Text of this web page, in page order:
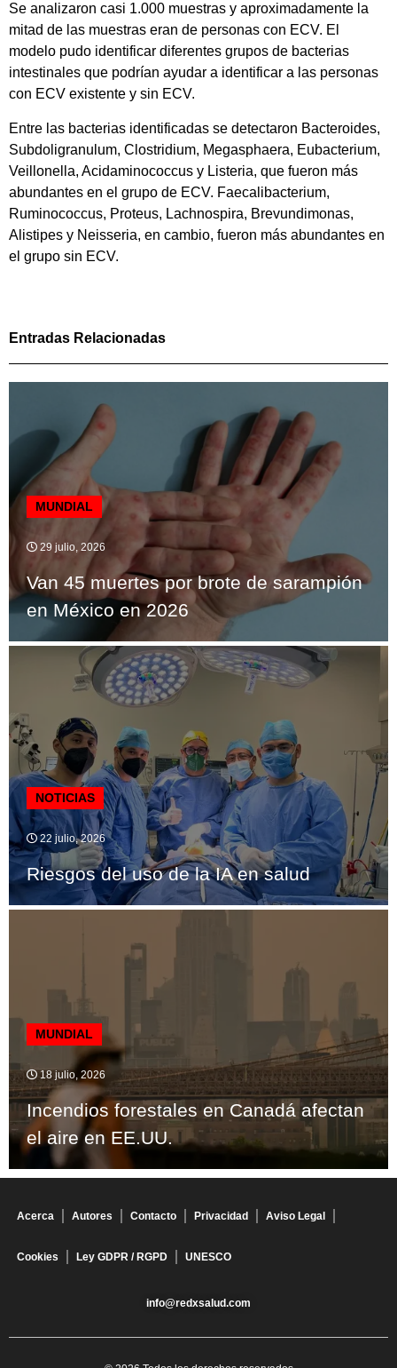
Se analizaron casi 1.000 muestras y aproximadamente la
mitad de las muestras eran de personas con ECV. El
modelo pudo identificar diferentes grupos de bacterias
intestinales que podrían ayudar a identificar a las personas
con ECV existente y sin ECV.
Entre las bacterias identificadas se detectaron Bacteroides,
Subdoligranulum, Clostridium, Megasphaera, Eubacterium,
Veillonella, Acidaminococcus y Listeria, que fueron más
abundantes en el grupo de ECV. Faecalibacterium,
Ruminococcus, Proteus, Lachnospira, Brevundimonas,
Alistipes y Neisseria, en cambio, fueron más abundantes en
el grupo sin ECV.
Entradas Relacionadas
MUNDIAL
29 julio, 2026
Van 45 muertes por brote de sarampión
en México en 2026
NOTICIAS
22 julio, 2026
Riesgos del uso de la IA en salud
MUNDIAL
18 julio, 2026
Incendios forestales en Canadá afectan
el aire en EE.UU.
Acerca Autores Contacto Privacidad Aviso Legal
Cookies Ley GDPR / RGPD UNESCO
info@redxsalud.com